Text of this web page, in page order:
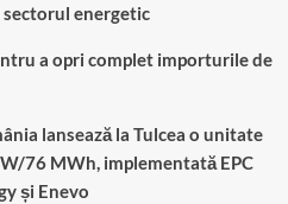
energetic
a opri complet importurile de
lansează la Tulcea o unitate
76 MWh, implementată EPC
și Enevo